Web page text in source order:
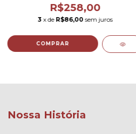
R$258,00
3 x de R$86,00 sem juros
COMPRAR
Nossa História